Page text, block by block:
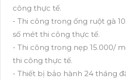
công thực tế.
- Thi công trong ống ruột gà
số mét thi công thực tế.
- Thi công trong nẹp 15.000/
thi công thực tế.
- Thiết bị bảo hành 24 tháng